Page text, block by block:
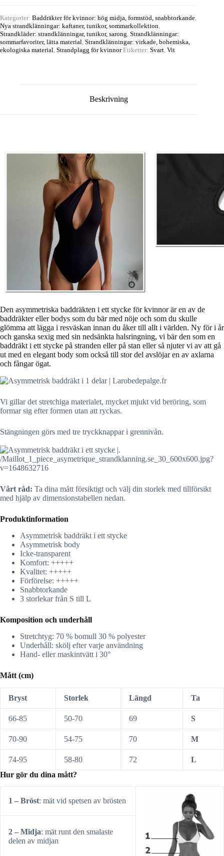
Kategorier: Baddräkter för kvinnor: hög midja, formstöd, snabbtorkande
Nya strandklänningar: kaftaner, tunikor, sommarkollektion
Strandkläder: strandklänningar, tunikor, sarong Strandklänningar:
sommarfavoriter, lätta material Strandklänningar: virkade, bohemiska,
ekologiska material Strandplagg för kvinnor Etiketter: Svart Vit
Beskrivning
Den asymmetriska baddräkten i ett stycke för kvinnor är en av de
baddräkter eller bodys som du bär med nöje och som du skulle
glömma att lägga i resväskan innan du åker till allt i världen. Ny för i år
och ganska sexig med sin nedsänkta halsringning, vi bär den som en
baddräkt i ett stycke på stranden eller på stan eller så njuter vi av att gå
ut med en elegant body som också till stor del avslöjar en av axlarna
och fångar ögat.
Vi gillar det stretchiga materialet, mycket mjukt vid beröring, som
formar sig efter formen utan att ryckas.
Stängningen görs med tre tryckknappar i grennivån.
Vårt råd: Ta dina mått försiktigt och välj din storlek med tillförsikt
med hjälp av dimensionstabellen nedan.
Produktinformation
Asymmetrisk baddräkt i ett stycke
Asymmetrisk body
Icke-transparent
Komfort: +++++
Kvalitet: +++++
Förförelse: +++++
Snabbtorkande
3 storlekar från S till L
Komposition och underhåll
Stretchtyg: 70 % bomull 30 % polyester
Underhåll: skölj efter varje användning
Hand- eller maskintvätt i 30°
Mått (cm)
Bryst Storlek Längd Ta
66-85 50-70 69 S
70-90 54-75 70 M
74-95 58-80 72
L
Hur gör du dina mått?
1 – Bröst: mät vid spetsen av brösten
2 – Midja: mät runt den smalaste
delen av midjan